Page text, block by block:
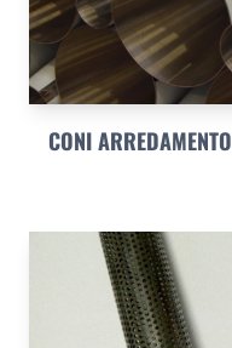
CONI ARREDAMENTO